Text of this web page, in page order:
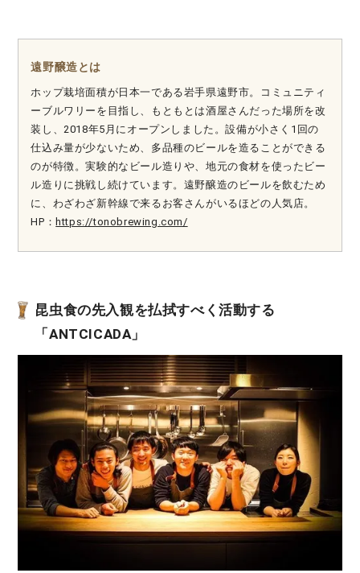
遠野醸造とは
ホップ栽培面積が日本一である岩手県遠野市。コミュニティ
ーブルワリーを目指し、もともとは酒屋さんだった場所を改
装し、2018年5月にオープンしました。設備が小さく1回の
仕込み量が少ないため、多品種のビールを造ることができる
のが特徴。実験的なビール造りや、地元の食材を使ったビー
ル造りに挑戦し続けています。遠野醸造のビールを飲むため
に、わざわざ新幹線で来るお客さんがいるほどの人気店。
HP： https://tonobrewing.com/
昆虫食の先入観を払拭すべく活動する
「ANTCICADA」